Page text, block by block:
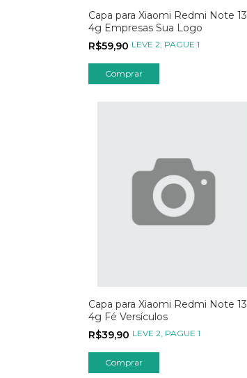
Capa para Xiaomi Redmi Note 13
4g Empresas Sua Logo
R$59,90 LEVE 2, PAGUE 1
Comprar
Capa para Xiaomi Redmi Note 13
4g Fé Versículos
R$39,90 LEVE 2, PAGUE 1
Comprar